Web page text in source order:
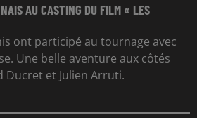
AU CASTING DU FILM « LES
ont participé au tournage avec
Une belle aventure aux côtés
Ducret et Julien Arruti.